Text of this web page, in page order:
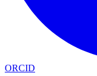
ORCID